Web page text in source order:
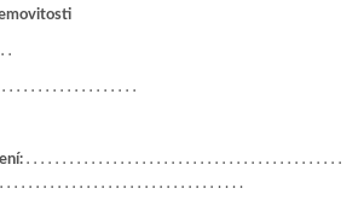
.
. . . . . . . . . . . . . . . . . .
. . . . . . . . . . . . . . . . . . . . . . . . . . . . . . . . . . . . . . . . . . . .
. . . . . . . . . . . . . . . . . . . . . . . . . . . . . . . . .